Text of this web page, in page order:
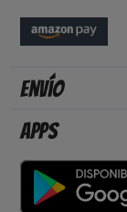
Envío
Apps